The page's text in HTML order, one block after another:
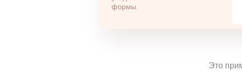
формы.
Это